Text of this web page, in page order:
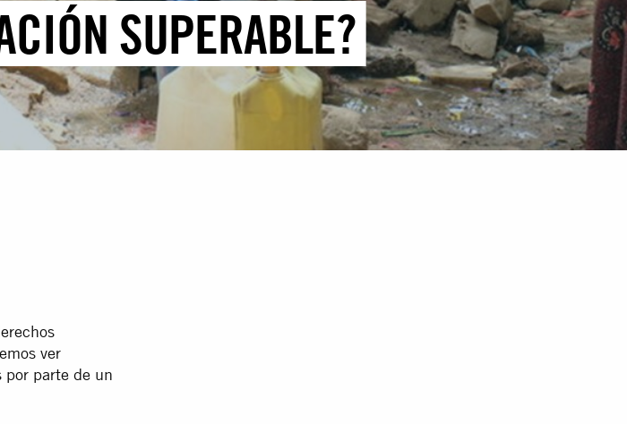
SUPERABLE?
ver
parte de un